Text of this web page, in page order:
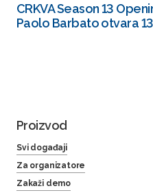
CRKVA Season 13
Paolo Barbato otvara
Proizvod
Svi događaji
Za organizatore
Zakaži demo